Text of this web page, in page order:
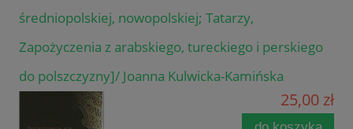
średniopolskiej, nowopolskiej; Tatarzy,
Zapożyczenia z arabskiego, tureckiego i perskiego
do polszczyzny]/ Joanna Kulwicka-Kamińska
25,00 zł